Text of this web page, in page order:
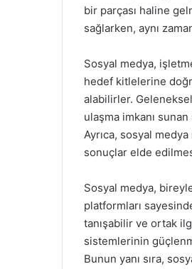
bir parçası haline
sağlarken, aynı
Sosyal medya,
hedef kitlelerine
alabilirler.
ulaşma imkanı
Ayrıca, sosyal
sonuçlar elde
Sosyal medya,
platformları
tanışabilir ve ortak
sistemlerinin
Bunun yanı sıra,